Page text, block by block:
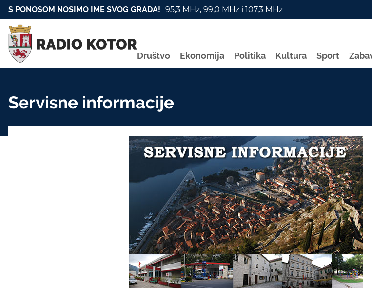
S PONOSOM NOSIMO IME SVOG GRADA! 95,3 MHz, 99,0 MHz i 107,3 MHz
Društvo Ekonomija Politika Kultura Sport
Servisne informacije